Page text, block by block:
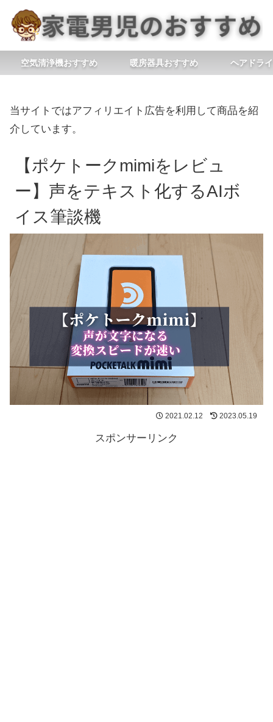
空気清浄機おすすめ 暖房器具おすすめ ヘアドラ
当サイトではアフィリエイト広告を利用して商品を紹
介しています。
【ポケトークmimiをレビュ
ー】声をテキスト化するAIボ
イス筆談機
2021.02.12 2023.05.19
スポンサーリンク